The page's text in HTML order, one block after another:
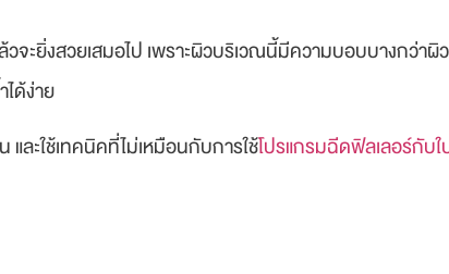
วจะยิ่งสวยเสมอไป เพราะผิวบริเวณนี้มีความบอบบางกว่า
ด้ง่าย
ละใช้เทคนิคที่ไม่เหมือนกับการใช้โปรแกรมฉีดฟิลเลอร์กับ